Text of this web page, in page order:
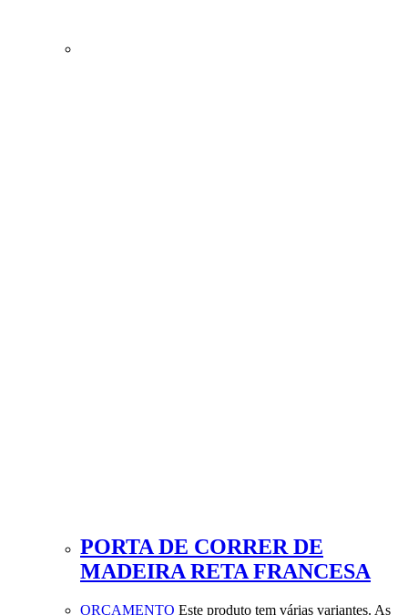
PORTA DE CORRER DE
MADEIRA RETA FRANCESA
ORÇAMENTO Este produto tem várias variantes. As